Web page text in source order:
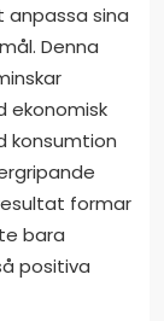
anpassa sina
Denna
ekonomisk
konsumtion
formar
bara
positiva